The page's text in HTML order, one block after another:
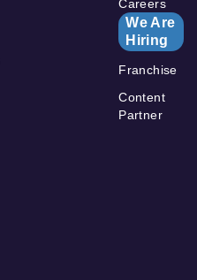
Careers
We Are
Hiring
Franchise
Content
Partner